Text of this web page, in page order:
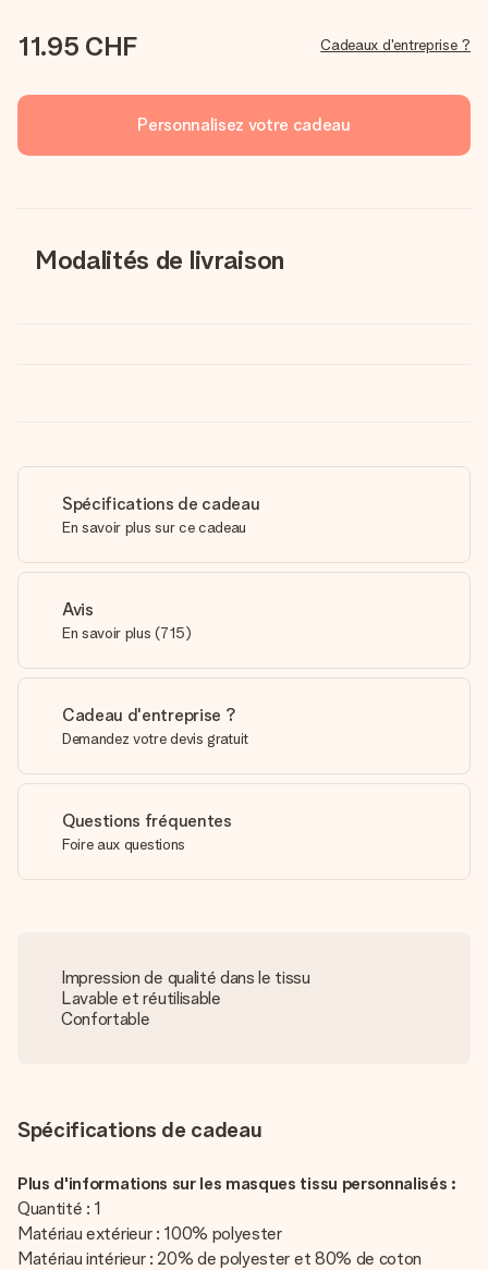
11.95 CHF Cadeaux d'entreprise ?
Personnalisez votre cadeau
Modalités de livraison
Spécifications de cadeau
En savoir plus sur ce cadeau
Avis
En savoir plus (715)
Cadeau d'entreprise ?
Demandez votre devis gratuit
Questions fréquentes
Foire aux questions
Impression de qualité dans le tissu
Lavable et réutilisable
Confortable
Spécifications de cadeau
Plus d'informations sur les masques tissu personnalisés :
Quantité : 1
Matériau extérieur : 100% polyester
Matériau intérieur : 20% de polyester et 80% de coton